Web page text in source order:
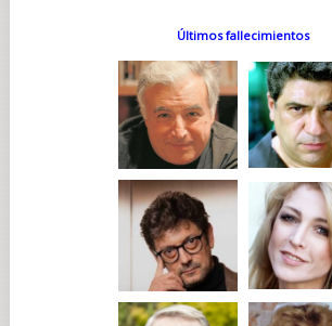
Últimos fallecimientos